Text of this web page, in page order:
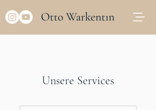
Unsere Services